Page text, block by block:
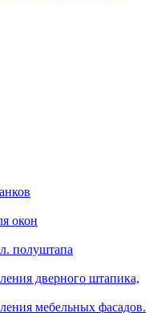
окон
полуштапа
дверного штапика,
мебельных фасадов.